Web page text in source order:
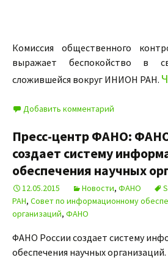
Комиссия общественного
выражает беспокойство в
сложившейся вокруг ИНИОН РАН.
Добавить комментарий
Пресс-центр ФАНО:
создает систему
обеспечения научных
12.05.2015 Новости, ФАНО
РАН, Совет по информационному
организаций, ФАНО
ФАНО России создает систему
обеспечения научных